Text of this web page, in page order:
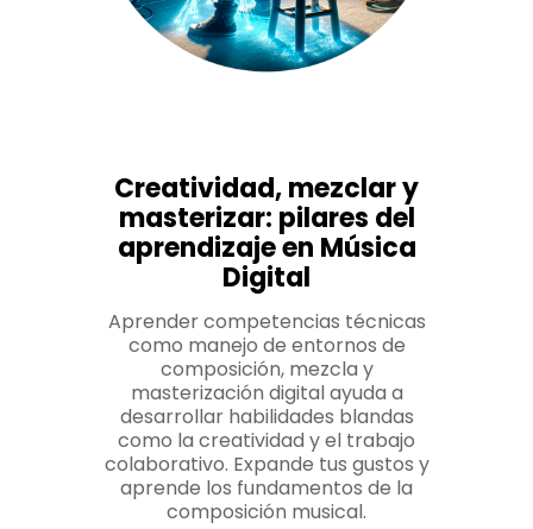
Creatividad, mezclar y
masterizar: pilares del
aprendizaje en Música
Digital
Aprender competencias técnicas
como manejo de entornos de
composición, mezcla y
masterización digital ayuda a
desarrollar habilidades blandas
como la creatividad y el trabajo
colaborativo. Expande tus gustos y
aprende los fundamentos de la
composición musical.